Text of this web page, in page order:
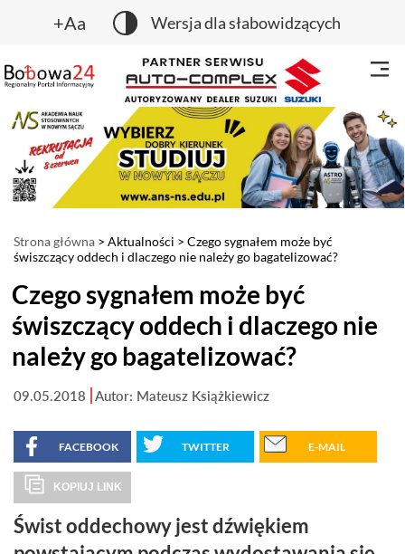
+Aa Wersja dla słabowidzących
Strona główna > Aktualności > Czego sygnałem może być
świszczący oddech i dlaczego nie należy go bagatelizować?
Czego sygnałem może być
świszczący oddech i dlaczego nie
należy go bagatelizować?
09.05.2018 Autor: Mateusz Książkiewicz
FACEBOOK TWITTER E-MAIL
KOPIUJ LINK
Świst oddechowy jest dźwiękiem